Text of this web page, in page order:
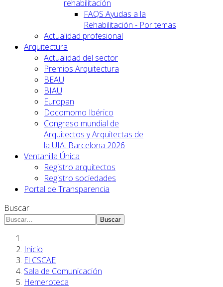
rehabilitación
FAQS Ayudas a la
Rehabilitación - Por temas
Actualidad profesional
Arquitectura
Actualidad del sector
Premios Arquitectura
BEAU
BIAU
Europan
Docomomo Ibérico
Congreso mundial de
Arquitectos y Arquitectas de
la UIA. Barcelona 2026
Ventanilla Única
Registro arquitectos
Registro sociedades
Portal de Transparencia
Buscar
Buscar
Inicio
El CSCAE
Sala de Comunicación
Hemeroteca